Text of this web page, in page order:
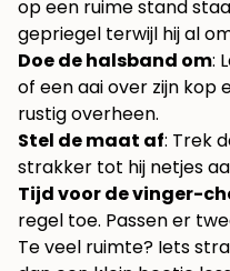
op een ruime stand
gepriegel terwijl hij al
Doe de halsband om:
of een aai over zijn kop
rustig overheen.
Stel de maat af: Trek
strakker tot hij netjes
Tijd voor de vinger-
regel toe. Passen er
Te veel ruimte? Iets